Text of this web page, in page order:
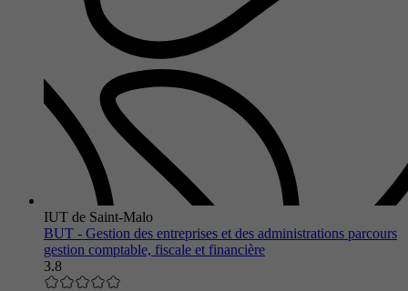
IUT de Saint-Malo
BUT - Gestion des entreprises et des administrations parcours
gestion comptable, fiscale et financière
3.8